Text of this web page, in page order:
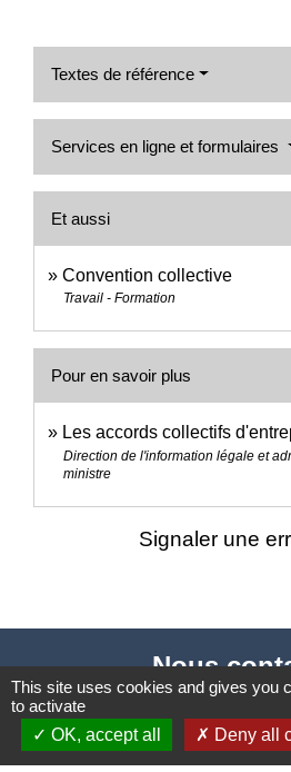
Textes de référence
Services en ligne et formulaires
Et aussi
Convention collective
Travail - Formation
Pour en savoir plus
Les accords collectifs
Direction de l'information légale et
ministre
Signaler une
Nous
1 rue de la
This site uses cookies and gives you
to activate
OK, accept all
Deny all